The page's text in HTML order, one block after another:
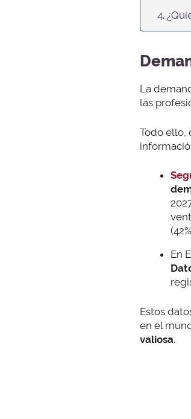
4.
La
las
Todo ello,
En
Estos
en el
valiosa.